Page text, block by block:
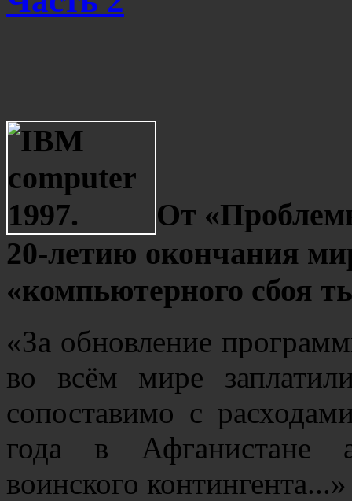
От
20-летию окончания
«компьютерного сбоя
«За обновление
во всём мире
сопоставимо с
года в Афганистане
воинского